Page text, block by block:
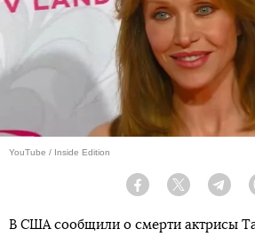
YouTube / Inside Edition
Facebook Twitter
В США сообщили о смерти актрисы